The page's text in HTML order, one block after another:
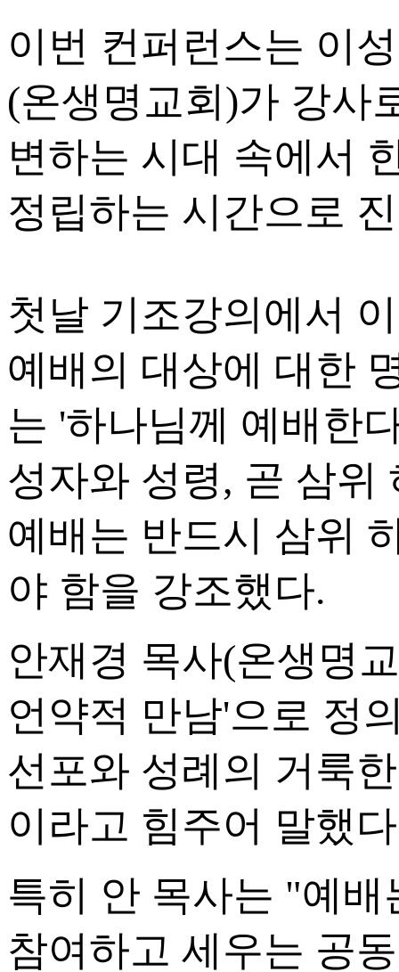
이번 컨퍼런스는 이
(온생명교회)가 강사
변하는 시대 속에서
정립하는 시간으로
첫날 기조강의에서
예배의 대상에 대한
는 '하나님께 예배한
성자와 성령, 곧 삼위
예배는 반드시 삼위
야 함을 강조했다.
안재경 목사(온생명
언약적 만남'으로 정
선포와 성례의 거룩
이라고 힘주어 말했
특히 안 목사는 "예
참여하고 세우는 공